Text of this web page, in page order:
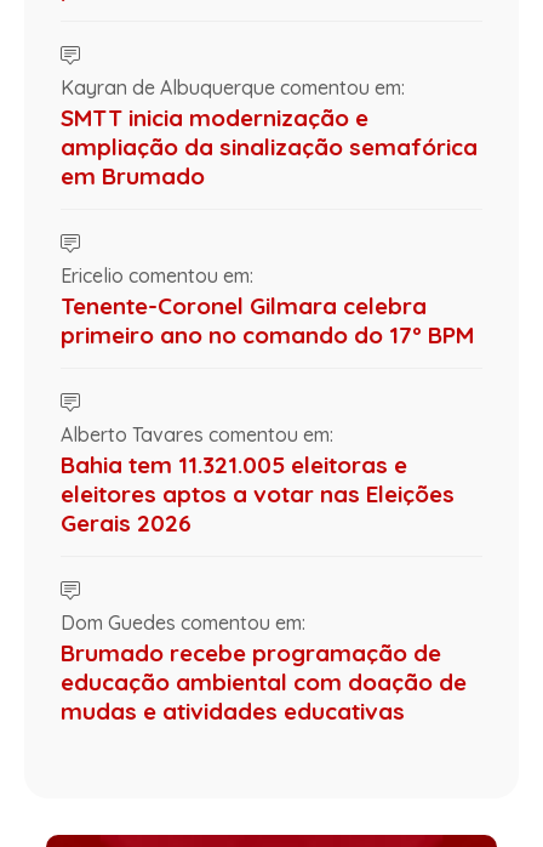
Kayran de Albuquerque comentou em:
SMTT inicia modernização e
ampliação da sinalização semafórica
em Brumado
Ericelio comentou em:
Tenente-Coronel Gilmara celebra
primeiro ano no comando do 17º BPM
Alberto Tavares comentou em:
Bahia tem 11.321.005 eleitoras e
eleitores aptos a votar nas Eleições
Gerais 2026
Dom Guedes comentou em:
Brumado recebe programação de
educação ambiental com doação de
mudas e atividades educativas